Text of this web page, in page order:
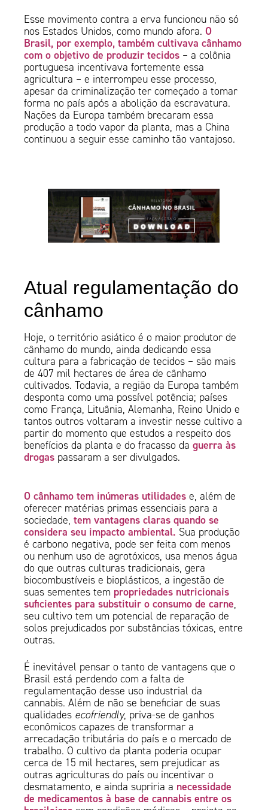
Esse movimento contra a erva funcionou não só
nos Estados Unidos, como mundo afora.O
Brasil, por exemplo, também cultivava cânhamo
com o objetivo de produzir tecidos – a colônia
portuguesa incentivava fortemente essa
agricultura – e interrompeu esse processo,
apesar da criminalização ter começado a tomar
forma no país após a abolição da escravatura.
Nações da Europa também brecaram essa
produção a todo vapor da planta, mas a China
continuou a seguir esse caminho tão vantajoso.
Atual regulamentação do
cânhamo
Hoje, o território asiático é o maior produtor de
cânhamo do mundo, ainda dedicando essa
cultura para a fabricação de tecidos – são mais
de 407 mil hectares de área de cânhamo
cultivados. Todavia, a região da Europa também
desponta como uma possível potência; países
como França, Lituânia, Alemanha, Reino Unido e
tantos outros voltaram a investir nesse cultivo a
partir do momento que estudos a respeito dos
benefícios da planta e do fracasso daguerra às
drogas passaram a ser divulgados.
O cânhamo tem inúmeras utilidades e, além de
oferecer matérias primas essenciais para a
sociedade, tem vantagens claras quando se
considera seu impacto ambiental. Sua produção
é carbono negativa, pode ser feita com menos
ou nenhum uso de agrotóxicos, usa menos água
do que outras culturas tradicionais, gera
biocombustíveis e bioplásticos, a ingestão de
suas sementes tem propriedades nutricionais
suficientes para substituir o consumo de carne,
seu cultivo tem um potencial de reparação de
solos prejudicados por substâncias tóxicas, entre
outras.
É inevitável pensar o tanto de vantagens que o
Brasil está perdendo com a falta de
regulamentação desse uso industrial da
cannabis. Além de não se beneficiar de suas
qualidades ecofriendly, priva-se de ganhos
econômicos capazes de transformar a
arrecadação tributária do país e o mercado de
trabalho. O cultivo da planta poderia ocupar
cerca de 15 mil hectares, sem prejudicar as
outras agriculturas do país ou incentivar o
desmatamento, e ainda supriria a necessidade
de medicamentos à base de cannabis entre os